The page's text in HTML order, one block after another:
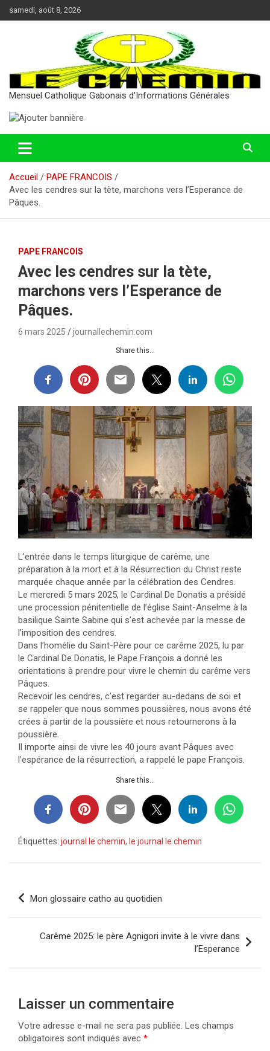
au
samedi, août 8, 2026
Mensuel Catholique Gabonais d'Informations Générales
Accueil
PAPE FRANCOIS
Avec les cendres sur la tète, marchons vers l’Esperance de
Pâques.
PAPE FRANCOIS
Avec les cendres sur la tète,
marchons vers l’Esperance de
Pâques.
6 mars 2025 journallechemin.com
Share this...
L’entrée dans le temps liturgique de carême, une
préparation à la mort et à la Résurrection du Christ reste
marquée chaque année par la célébration des Cendres.
Le mercredi 5 mars 2025, le Cardinal De Donatis a présidé
une procession pénitentielle de l’église Saint-Anselme à la
basilique Sainte Sabine qui s’est achevée par la messe de
l’imposition des cendres.
Dans l’homélie du Saint-Père pour ce carême 2025, lu par
le Cardinal De Donatis, le Pape François a donné les
orientations à prendre pour vivre le chemin du carême vers
Pâques.
Recevoir les cendres, c’est regarder au-dedans de soi et
se rappeler que nous sommes poussières, nous avons été
crées à partir de la poussière et nous retournerons à la
poussière.
Il importe ainsi de vivre les 40 jours avant Pâques avec
l’espérance de la résurrection, a rappelé le pape François.
Share this...
Étiquettes: journal le chemin, le journal le chemin
Navigation
Mon glossaire catho au quotidien
Carême 2025: le père Agnigori invite à le vivre dans
l’Esperance
Laisser un commentaire
Votre adresse e-mail ne sera pas publiée. Les champs
obligatoires sont indiqués avec *